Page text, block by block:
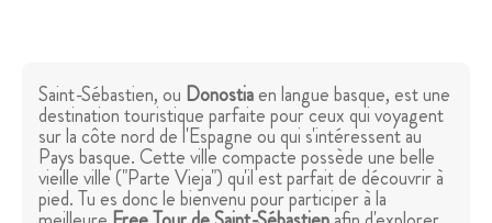
Saint-Sébastien, ou Donostiaen langue basque, est une
destination touristique parfaite pour ceux qui voyagent
sur la côte nord de l'Espagne ou qui s'intéressent au
Pays basque. Cette ville compacte possède une belle
vieille ville ("Parte Vieja") qu'il est parfait de découvrir à
pied. Tu es donc le bienvenu pour participer à la